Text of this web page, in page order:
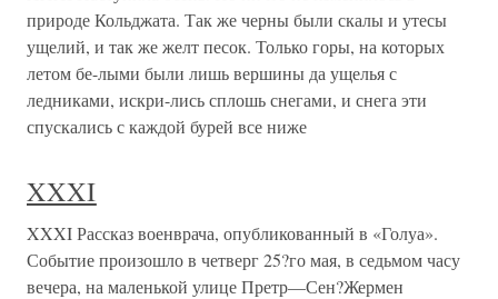
природе Кольджата. Так же черны были скалы и утесы
ущелий, и так же желт песок. Только горы, на которых
летом бе-лыми были лишь вершины да ущелья с
ледниками, искри-лись сплошь снегами, и снега эти
спускались с каждой бурей все ниже
XXXI
XXXI Рассказ военврача, опубликованный в «Голуа».
Событие произошло в четверг 25?го мая, в седьмом часу
вечера, на маленькой улице Претр—Сен?Жермен